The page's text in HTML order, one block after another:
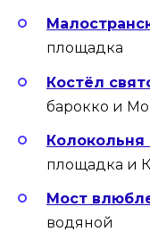
площадка
Костёл
барокко и
Колокольня
площадка и
Мост
водяной